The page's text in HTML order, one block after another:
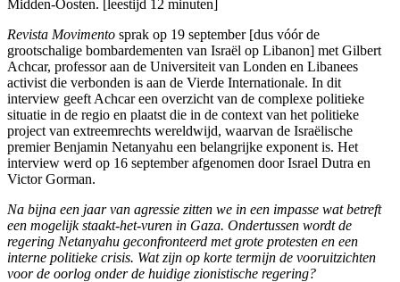
Midden-Oosten. [leestijd 12 minuten]
Revista Movimento sprak op 19 september [dus vóór de
grootschalige bombardementen van Israël op Libanon] met Gilbert
Achcar, professor aan de Universiteit van Londen en Libanees
activist die verbonden is aan de Vierde Internationale. In dit
interview geeft Achcar een overzicht van de complexe politieke
situatie in de regio en plaatst die in de context van het politieke
project van extreemrechts wereldwijd, waarvan de Israëlische
premier Benjamin Netanyahu een belangrijke exponent is. Het
interview werd op 16 september afgenomen door Israel Dutra en
Victor Gorman.
Na bijna een jaar van agressie zitten we in een impasse wat betreft
een mogelijk staakt-het-vuren in Gaza. Ondertussen wordt de
regering Netanyahu geconfronteerd met grote protesten en een
interne politieke crisis. Wat zijn op korte termijn de vooruitzichten
voor de oorlog onder de huidige zionistische regering?